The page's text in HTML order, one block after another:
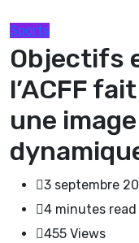
Sports
Objectifs
l’ACFF
une
3 septembre
4 minutes read
455 Views